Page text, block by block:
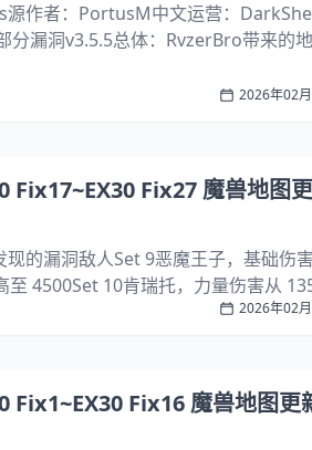
作者：PortusM中文运营：
分漏洞v3.5.5总体：RvzerBro带来的
2026年02
Fix17~EX30 Fix27 魔兽地图
现的漏洞敌人Set 9恶魔王子，基础伤
4500Set 10肯瑞托，力量伤害从
生命值加成从 250 降低至 125鱼人
2026年02
Fix1~EX30 Fix16 魔兽地图更